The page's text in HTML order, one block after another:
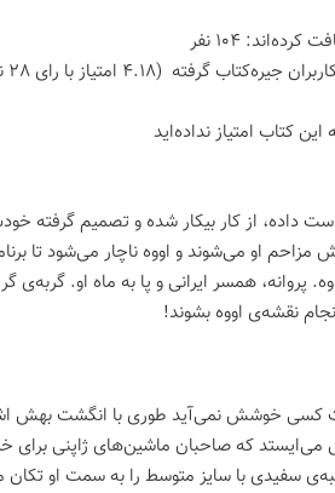
104 نفر
(4.18 امتیاز با رای 28 نفر)
كتاب امتیاز نداده‌اید
داده، از کار بیکار شده و تصمیم گرفته
او می‌شوند و اووه ناچار می‌شود تا
پروانه، همسر ایرانی و پا به ماه او.
نقشه‌ی اووه بشوند!
کسی خوشش نمی‌آید طوری با انگشت بهش
که صاحبان ماشین‌های ژاپنی برای
سفیدی با سایز متوسط را به سمت او